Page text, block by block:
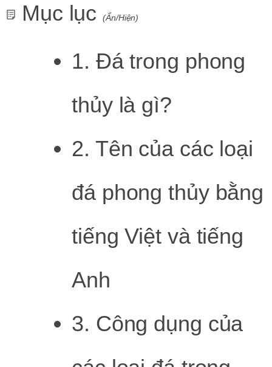
Mục lục(Ẩn/Hiện)
1. Đá trong phong
thủy là gì?
2. Tên của các loại
đá phong thủy bằng
tiếng Việt và tiếng
Anh
3. Công dụng của